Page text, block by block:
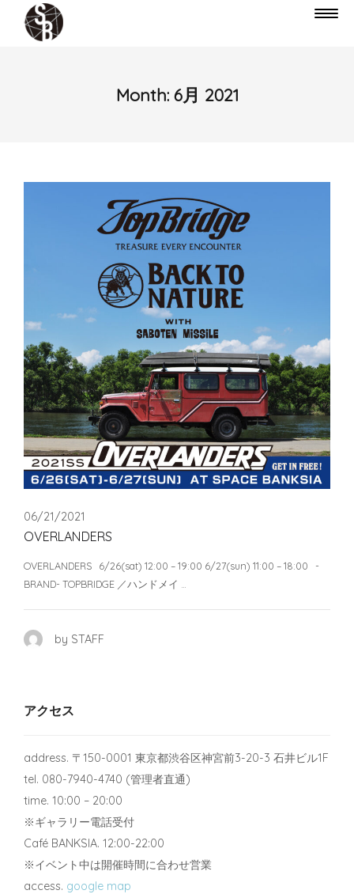
Month: 6月 2021
06/21/2021
OVERLANDERS
OVERLANDERS 6/26(sat) 12:00 – 19:00 6/27(sun) 11:00 – 18:00 -
BRAND- TOPBRIDGE ／ハンドメイ …
by STAFF
アクセス
address. 〒150-0001 東京都渋谷区神宮前3-20-3 石井ビル1F
tel. 080-7940-4740 (管理者直通)
time. 10:00 – 20:00
※ギャラリー電話受付
Café BANKSIA. 12:00-22:00
※イベント中は開催時間に合わせ営業
access. google map